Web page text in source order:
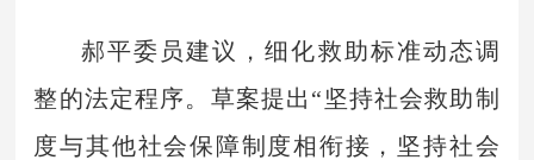
郝平委员建议，细化救助标准动态调
整的法定程序。草案提出“坚持社会救助制
度与其他社会保障制度相衔接，坚持社会